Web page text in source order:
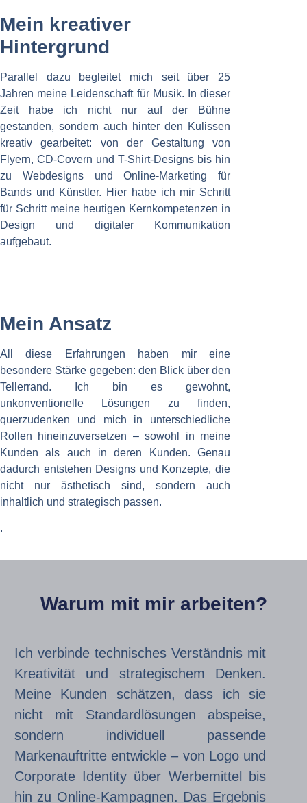
Mein kreativer
Hintergrund
Parallel dazu begleitet mich seit über 25
Jahren meine Leidenschaft für Musik. In dieser
Zeit habe ich nicht nur auf der Bühne
gestanden, sondern auch hinter den Kulissen
kreativ gearbeitet: von der Gestaltung von
Flyern, CD-Covern und T-Shirt-Designs bis hin
zu Webdesigns und Online-Marketing für
Bands und Künstler. Hier habe ich mir Schritt
für Schritt meine heutigen Kernkompetenzen in
Design und digitaler Kommunikation
aufgebaut.
Mein Ansatz
All diese Erfahrungen haben mir eine
besondere Stärke gegeben: den Blick über den
Tellerrand. Ich bin es gewohnt,
unkonventionelle Lösungen zu finden,
querzudenken und mich in unterschiedliche
Rollen hineinzuversetzen – sowohl in meine
Kunden als auch in deren Kunden. Genau
dadurch entstehen Designs und Konzepte, die
nicht nur ästhetisch sind, sondern auch
inhaltlich und strategisch passen.
.
Warum mit mir arbeiten?
Ich verbinde technisches Verständnis mit
Kreativität und strategischem Denken.
Meine Kunden schätzen, dass ich sie
nicht mit Standardlösungen abspeise,
sondern individuell passende
Markenauftritte entwickle – von Logo und
Corporate Identity über Werbemittel bis
hin zu Online-Kampagnen. Das Ergebnis